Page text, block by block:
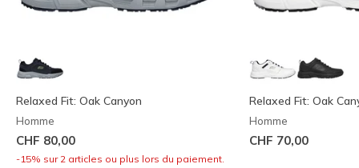
Relaxed Fit: Oak Canyon
Homme
CHF 80,00
-15% sur 2 articles ou plus lors du paiement.
Relaxed Fit: Oak
Homme
CHF 70,00